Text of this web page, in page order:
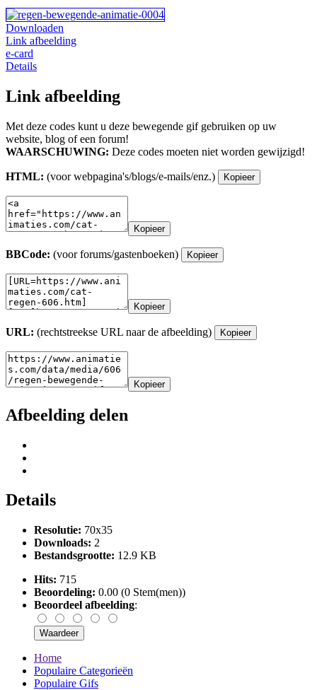
Downloaden
Link afbeelding
e-card
Details
Link afbeelding
Met deze codes kunt u deze bewegende gif gebruiken op uw
website, blog of een forum!
WAARSCHUWING: Deze codes moeten niet worden gewijzigd!
HTML: (voor webpagina's/blogs/e-mails/enz.) Kopieer
Kopieer
BBCode: (voor forums/gastenboeken) Kopieer
Kopieer
URL: (rechtstreekse URL naar de afbeelding) Kopieer
Kopieer
Afbeelding delen
Details
Resolutie: 70x35
Downloads: 2
Bestandsgrootte: 12.9 KB
Hits: 715
Beoordeling: 0.00 (0 Stem(men))
Beoordeel afbeelding:
Home
Populaire Categorieën
Populaire Gifs